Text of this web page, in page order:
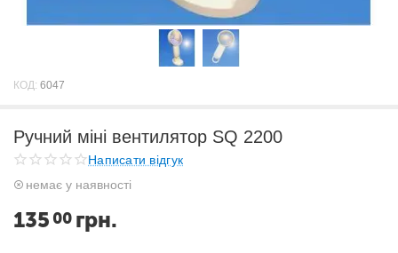
КОД: 6047
Ручний міні вентилятор SQ 2200
Написати відгук
немає у наявності
135 00 грн.